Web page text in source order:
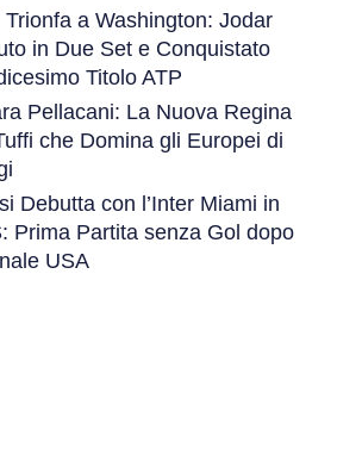
Trionfa a Washington: Jodar
in Due Set e Conquistato
Titolo ATP
Pellacani: La Nuova Regina
che Domina gli Europei di
Debutta con l’Inter Miami in
Prima Partita senza Gol dopo
USA